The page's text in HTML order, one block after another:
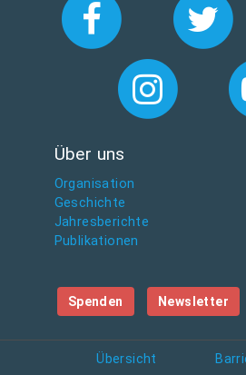
Über uns
Organisation
Geschichte
Jahresberichte
Publikationen
Spenden Newsletter
Übersicht